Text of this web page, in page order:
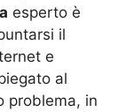
esperto è
il
e
al
problema, in